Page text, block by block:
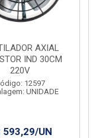
AXIAL
IND 30CM
220V
12597
UNIDADE
593,29/UN